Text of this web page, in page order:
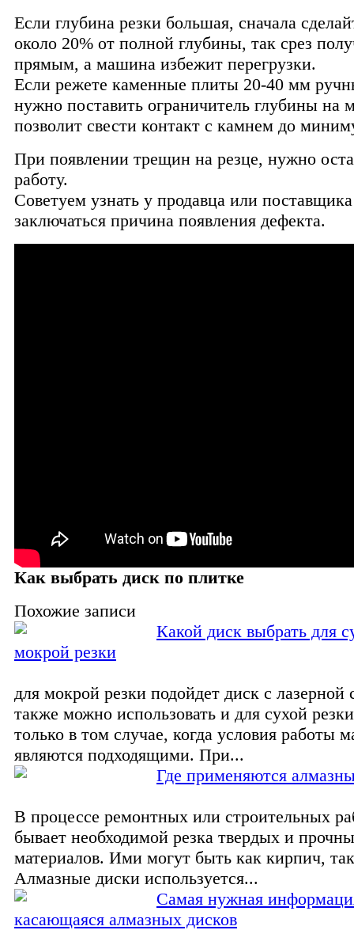
Если глубина резки большая, сначала
около 20% от полной глубины, так срез
прямым, а машина избежит перегрузки.
Если режете каменные плиты 20-40 мм
нужно поставить ограничитель глубины на
позволит свести контакт с камнем до
При появлении трещин на резце, нужно
работу.
Советуем узнать у продавца или
заключаться причина появления дефекта.
Как выбрать диск по плитке
Похожие записи
Какой диск выбрать для
мокрой резки
для мокрой резки подойдет диск с лазерной
также можно использовать и для сухой
только в том случае, когда условия работы
являются подходящими. При...
Где применяются
В процессе ремонтных или строительных
бывает необходимой резка твердых и
материалов. Ими могут быть как кирпич,
Алмазные диски используется...
Самая нужная
касающаяся алмазных дисков